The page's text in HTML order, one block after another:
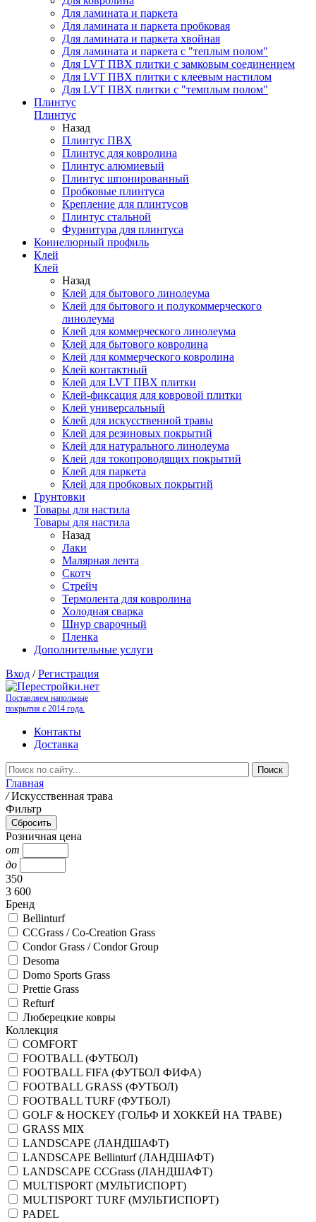
Для ламината и паркета
Для ламината и паркета пробковая
Для ламината и паркета хвойная
Для ламината и паркета с "теплым полом"
Для LVT ПВХ плитки с замковым соединением
Для LVT ПВХ плитки с клеевым настилом
Для LVT ПВХ плитки с "темплым полом"
Плинтус
Плинтус
Назад
Плинтус ПВХ
Плинтус для ковролина
Плинтус алюмиевый
Плинтус шпонированный
Пробковые плинтуса
Крепление для плинтусов
Плинтус стальной
Фурнитура для плинтуса
Коннелюрный профиль
Клей
Клей
Назад
Клей для бытового линолеума
Клей для бытового и полукоммерческого
линолеума
Клей для коммерческого линолеума
Клей для бытового ковролина
Клей для коммерческого ковролина
Клей контактный
Клей для LVT ПВХ плитки
Клей-фиксация для ковровой плитки
Клей универсальный
Клей для искусственной травы
Клей для резиновых покрытий
Клей для натурального линолеума
Клей для токопроводящих покрытий
Клей для паркета
Клей для пробковых покрытий
Грунтовки
Товары для настила
Товары для настила
Назад
Лаки
Малярная лента
Скотч
Стрейч
Термолента для ковролина
Холодная сварка
Шнур сварочный
Пленка
Дополнительные услуги
Вход /Регистрация
Поставляем напольные
покрытия с 2014 года.
Контакты
Доставка
Главная
/ Искусственная трава
Фильтр
Розничная цена
от
до
350
3 600
Бренд
Bellinturf
CCGrass / Co-Сreation Grass
Condor Grass / Condor Group
Desoma
Domo Sports Grass
Prettie Grass
Refturf
Люберецкие ковры
Коллекция
COMFORT
FOOTBALL (ФУТБОЛ)
FOOTBALL FIFA (ФУТБОЛ ФИФА)
FOOTBALL GRASS (ФУТБОЛ)
FOOTBALL TURF (ФУТБОЛ)
GOLF & HOCKEY (ГОЛЬФ И ХОККЕЙ НА ТРАВЕ)
GRASS MIX
LANDSCAPE (ЛАНДШАФТ)
LANDSCAPE Bellinturf (ЛАНДШАФТ)
LANDSCAPE CCGrass (ЛАНДШАФТ)
MULTISPORT (МУЛЬТИСПОРТ)
MULTISPORT TURF (МУЛЬТИСПОРТ)
PADEL